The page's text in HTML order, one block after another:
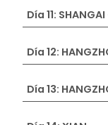
Día 11:
Día 12:
Día 13: